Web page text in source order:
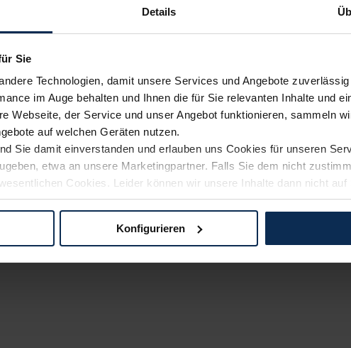
Details
Sie
Technologien, damit unsere Services und Angebote
im Auge behalten und Ihnen die für Sie relevanten Inhalte und
Webseite, der Service und unser Angebot funktionieren, sammeln
auf welchen Geräten nutzen.
Sie damit einverstanden und erlauben uns Cookies für unseren
etwa an unsere Marketingpartner. Falls Sie dem nicht
Cookies. Leider können wir unsere Inhalte dann nicht auf
Weg zu Ihrem Neuwagen unterstützen. Sie können die
Konfigurieren